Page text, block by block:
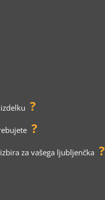
?
?
za vašega ljubljenčka ?